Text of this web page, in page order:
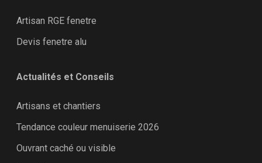
Artisan RGE fenetre
Devis fenetre alu
Actualités et Conseils
Artisans et chantiers
Tendance couleur menuiserie 2026
Ouvrant caché ou visible